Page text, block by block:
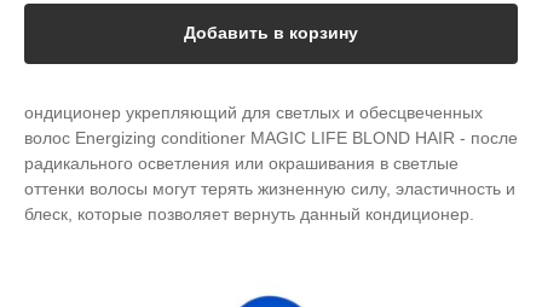
Добавить в корзину
ондиционер укрепляющий для светлых и обесцвеченных
волос Energizing conditioner MAGIC LIFE BLOND HAIR - после
радикального осветления или окрашивания в светлые
оттенки волосы могут терять жизненную силу, эластичность и
блеск, которые позволяет вернуть данный кондиционер.